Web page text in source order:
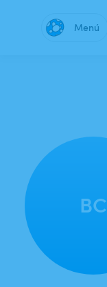
Menú
BC